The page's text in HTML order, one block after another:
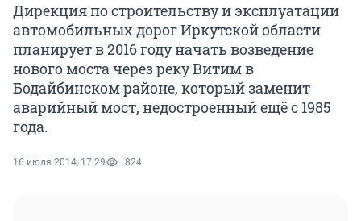
Дирекция по строительству и эксплуатации
автомобильных дорог Иркутской области
планирует в 2016 году начать возведение
нового моста через реку Витим в
Бодайбинском районе, который заменит
аварийный мост, недостроенный ещё с 1985
года.
16 июля 2014, 17:29 824